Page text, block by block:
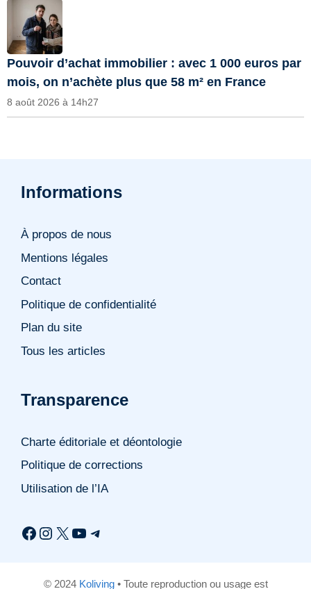
Pouvoir d’achat immobilier : avec 1 000 euros par
mois, on n’achète plus que 58 m² en France
8 août 2026 à 14h27
Informations
À propos de nous
Mentions légales
Contact
Politique de confidentialité
Plan du site
Tous les articles
Transparence
Charte éditoriale et déontologie
Politique de corrections
Utilisation de l’IA
Facebook
Instagram
X YouTube
Telegram
© 2024 Koliving• Toute reproduction ou usage est